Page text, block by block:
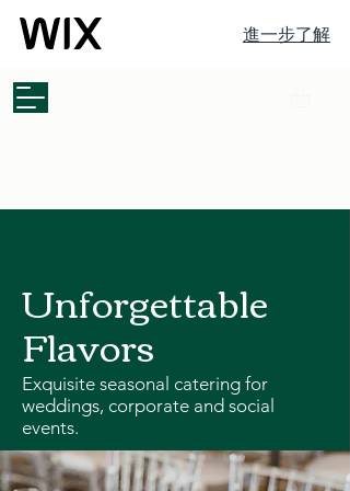
進一步了解